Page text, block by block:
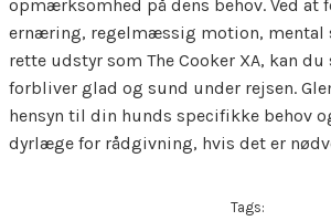
opmærksomhed på dens behov. Ved at
ernæring, regelmæssig motion,
rette udstyr som The Cooker XA, kan
forbliver glad og sund under rejsen.
hensyn til din hunds specifikke behov
dyrlæge for rådgivning, hvis det er
Tags: